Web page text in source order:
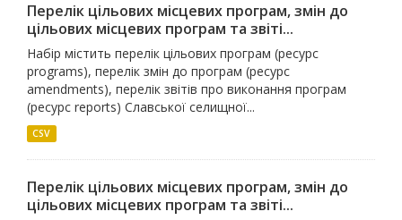
Перелік цільових місцевих програм, змін до
цільових місцевих програм та звіті...
Набір містить перелік цільових програм (ресурс
programs), перелік змін до програм (ресурс
amendments), перелік звітів про виконання програм
(ресурс reports) Славської селищної...
CSV
Перелік цільових місцевих програм, змін до
цільових місцевих програм та звіті...